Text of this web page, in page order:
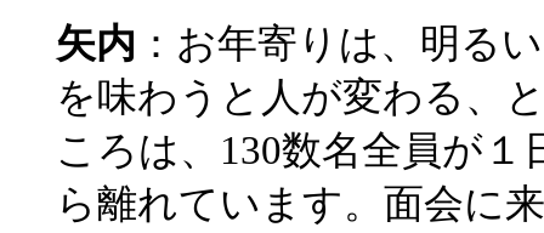
矢内 ：お年寄りは、明る
を味わうと人が変わる、
ころは、130数名全員が
ら離れています。面会に